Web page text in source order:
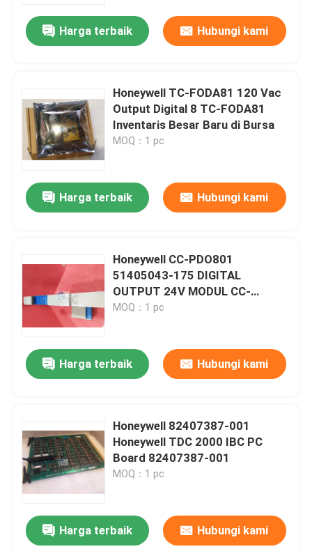
Harga terbaik Hubungi kami
Honeywell TC-FODA81 120 Vac
Output Digital 8 TC-FODA81
Inventaris Besar Baru di Bursa
MOQ：1 pc
Harga terbaik Hubungi kami
Honeywell CC-PDO801
51405043-175 DIGITAL
OUTPUT 24V MODUL CC-
PDO801
MOQ：1 pc
Harga terbaik Hubungi kami
Honeywell 82407387-001
Honeywell TDC 2000 IBC PC
Board 82407387-001
MOQ：1 pc
Harga terbaik Hubungi kami